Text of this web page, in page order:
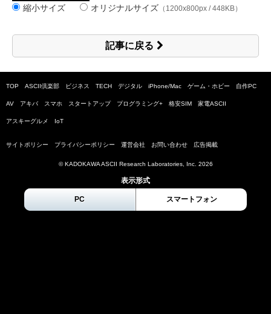
縮小サイズ オリジナルサイズ （1200x800px / 448KB）
記事に戻る
TOP ASCII倶楽部 ビジネス TECH デジタル iPhone/Mac ゲーム・ホビー 自作PC
AV アキバ スマホ スタートアップ プログラミング+ 格安SIM 家電ASCII
アスキーグルメ IoT
サイトポリシー プライバシーポリシー 運営会社 お問い合わせ 広告掲載
© KADOKAWA ASCII Research Laboratories, Inc. 2026
表示形式
PC スマートフォン